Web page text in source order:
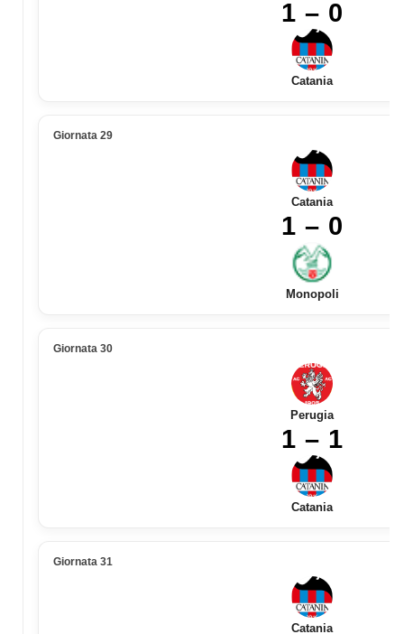
1 – 0
Catania
Giornata 29
Catania
1 – 0
Monopoli
Giornata 30
Perugia
1 – 1
Catania
Giornata 31
Catania